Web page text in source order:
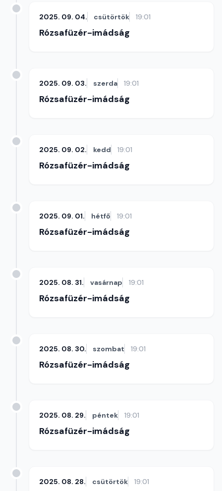
2025. 09. 04. csütörtök 19:01
Rózsafüzér-imádság
2025. 09. 03. szerda 19:01
Rózsafüzér-imádság
2025. 09. 02. kedd 19:01
Rózsafüzér-imádság
2025. 09. 01. hétfő 19:01
Rózsafüzér-imádság
2025. 08. 31. vasárnap 19:01
Rózsafüzér-imádság
2025. 08. 30. szombat 19:01
Rózsafüzér-imádság
2025. 08. 29. péntek 19:01
Rózsafüzér-imádság
2025. 08. 28. csütörtök 19:01